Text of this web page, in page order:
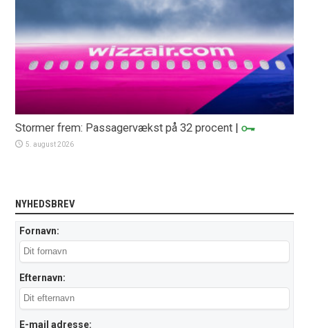
Stormer frem: Passagervækst på 32 procent |
5. august 2026
NYHEDSBREV
Fornavn:
Efternavn:
E-mail adresse: